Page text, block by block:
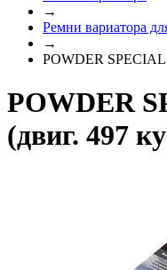
→
Ремни вариатора
→
POWDER SPECIAL
POWDER
(двиг. 497